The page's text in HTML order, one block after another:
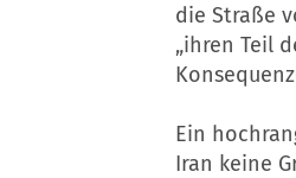
die Straße
„ihren Teil
Ein
Iran keine